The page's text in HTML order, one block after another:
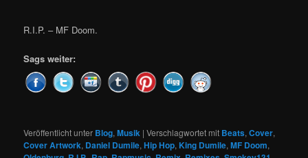
R.I.P. – MF Doom.
Sags weiter:
Veröffentlicht unter Blog,Musik |Verschlagwortet mit Beats,Cover,
Cover Artwork, Daniel Dumile,Hip Hop,King Dumile,MF Doom,